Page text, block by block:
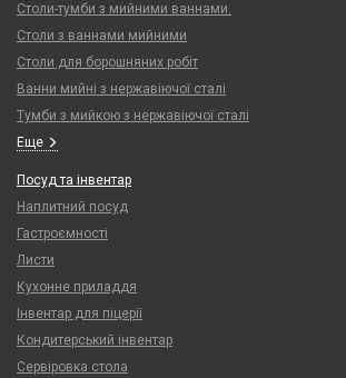
Столи-тумби з мийними ваннами.
Столи з ваннами мийними
Столи для борошняних робіт
Ванни мийні з нержавіючої сталі
Тумби з мийкою з нержавіючої сталі
Еще
Посуд та інвентар
Наплитний посуд
Гастроємності
Листи
Кухонне приладдя
Інвентар для піцерії
Кондитерський інвентар
Сервіровка стола